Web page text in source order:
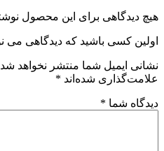
هیچ دیدگاهی برای این محصول
اولین کسی باشید که دیدگاهی می
نشانی ایمیل شما منتشر نخواهد شد.
علامت‌گذاری شده‌اند *
دیدگاه شما *